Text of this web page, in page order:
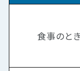
食事のとき